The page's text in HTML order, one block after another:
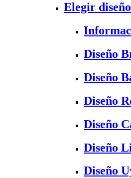
Elegir diseño
Diseño
Diseño
Diseño
Diseño
Diseño
Diseño